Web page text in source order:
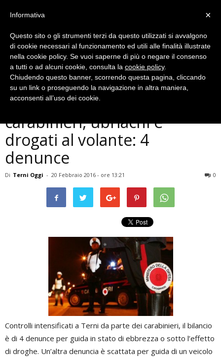
Cronaca
Terni, controlli dei
carabinieri, ubriachi e
drogati al volante: 4
denunce
Di Terni Oggi - 20 Febbraio 2016 - ore 13:21 0
Controlli intensificati a Terni da parte dei carabinieri, il bilancio
è di 4 denunce per guida in stato di ebbrezza o sotto l’effetto
di droghe. Un’altra denuncia è scattata per guida di un veicolo
×
Informativa
Questo sito o gli strumenti terzi da questo utilizzati si avvalgono
di cookie necessari al funzionamento ed utili alle finalità illustrate
nella cookie policy. Se vuoi saperne di più o negare il consenso
a tutti o ad alcuni cookie, consulta la cookie policy.
Chiudendo questo banner, scorrendo questa pagina, cliccando
su un link o proseguendo la navigazione in altra maniera,
acconsenti all’uso dei cookie.